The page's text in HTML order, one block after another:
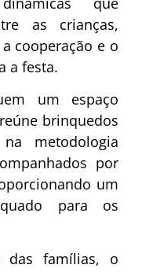
as crianças,
cooperação e o
a festa.
um espaço
brinquedos
metodologia
por
um
para os
das famílias, o